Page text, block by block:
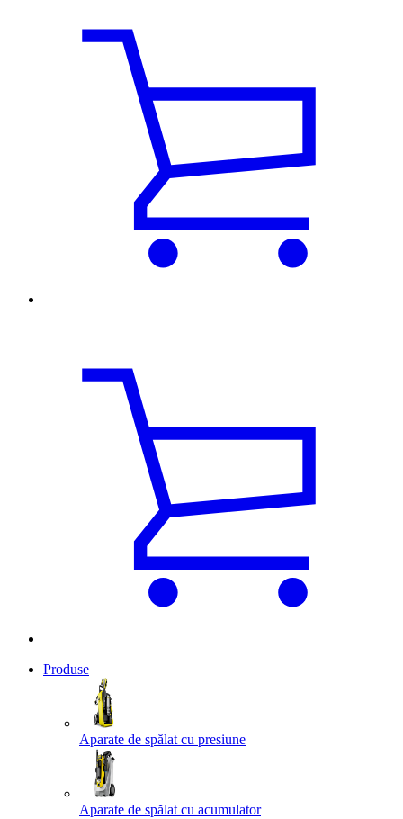
Produse
Aparate de spălat cu presiune
Aparate de spălat cu acumulator